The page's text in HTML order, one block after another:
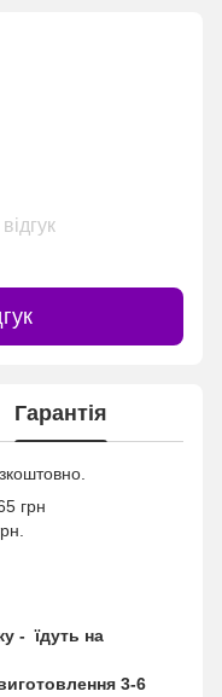
Гарантія
грн
- їдуть на
3-6